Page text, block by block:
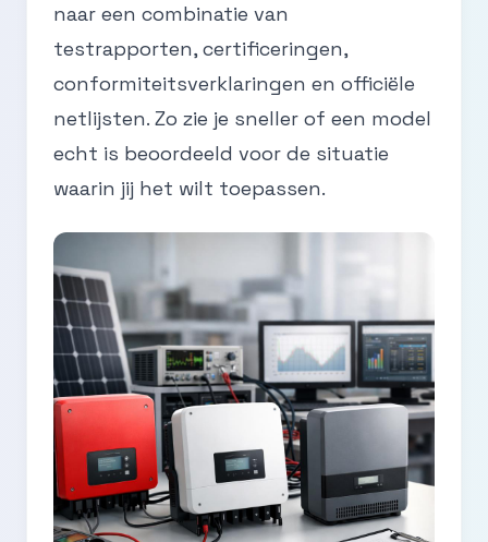
naar een combinatie van
testrapporten, certificeringen,
conformiteitsverklaringen en officiële
netlijsten. Zo zie je sneller of een model
echt is beoordeeld voor de situatie
waarin jij het wilt toepassen.